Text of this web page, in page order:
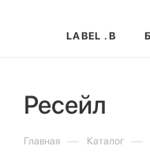
LABEL .B
Ресейл
Главная — Каталог —